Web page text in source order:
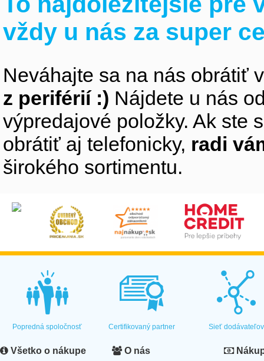
vždy u nás za super
Neváhajte sa na nás obrátiť
z periférií :) Nájdete u nás
výpredajové položky. Ak ste
obrátiť aj telefonicky, radi
širokého sortimentu.
Popredná spoločnosť Certifikovaný partner Sieť dodávateľov
Všetko o nákupe O nás